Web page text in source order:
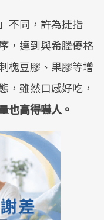
不同，許為捷指
，達到與希臘優格
槐豆膠、果膠等增
，雖然口感好吃，
也高得嚇人。